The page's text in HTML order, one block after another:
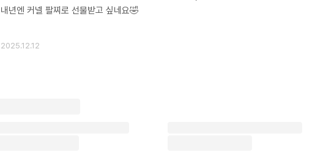
내년엔 커넬 팔찌로 선물받고 싶네요🤣
2025.12.12